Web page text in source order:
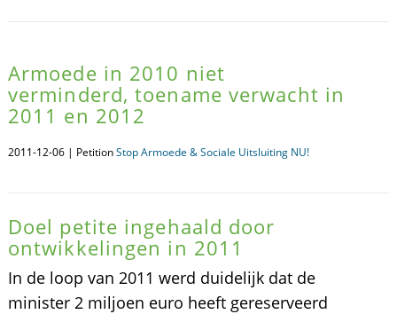
Armoede in 2010 niet
verminderd, toename verwacht in
2011 en 2012
2011-12-06 | PetitionStop Armoede & Sociale Uitsluiting NU!
Doel petite ingehaald door
ontwikkelingen in 2011
In de loop van 2011 werd duidelijk dat de
minister 2 miljoen euro heeft gereserveerd